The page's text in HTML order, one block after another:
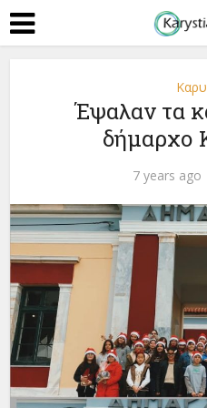
Έψαλαν τα
δήμαρχο
7 years ago